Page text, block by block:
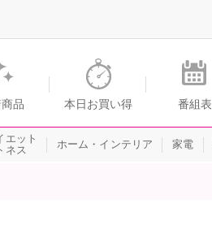
ングのショップチャンネル
品 本日お買い得 番組表
エット
ネス
ホーム・インテリア 家電